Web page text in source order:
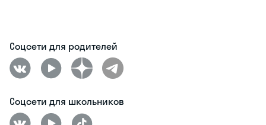
Соцсети для родителей
Соцсети для школьников